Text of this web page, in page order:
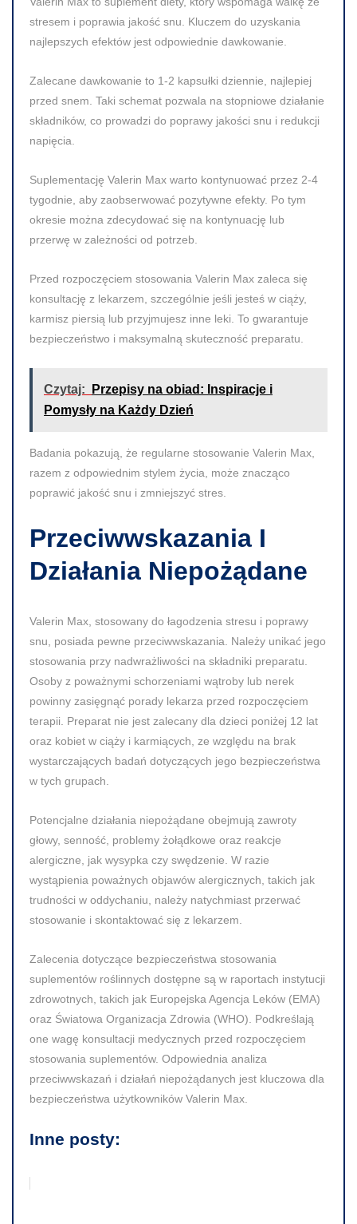
stresem i poprawia jakość snu. Kluczem do uzyskania
najlepszych efektów jest odpowiednie dawkowanie.
Zalecane dawkowanie to 1-2 kapsułki dziennie , najlepiej
przed snem. Taki schemat pozwala na stopniowe działanie
składników, co prowadzi do poprawy jakości snu i redukcji
napięcia.
Suplementację Valerin Max warto kontynuować przez 2-4
tygodnie , aby zaobserwować pozytywne efekty. Po tym
okresie można zdecydować się na kontynuację lub
przerwę w zależności od potrzeb.
Przed rozpoczęciem stosowania Valerin Max zaleca się
konsultację z lekarzem, szczególnie jeśli jesteś w ciąży,
karmisz piersią lub przyjmujesz inne leki. To gwarantuje
bezpieczeństwo i maksymalną skuteczność preparatu.
Czytaj:
Przepisy na obiad: Inspiracje i
Pomysły na Każdy Dzień
Badania pokazują, że regularne stosowanie Valerin Max,
razem z odpowiednim stylem życia, może znacząco
poprawić jakość snu i zmniejszyć stres.
Przeciwwskazania I
Działania Niepożądane
Valerin Max, stosowany do łagodzenia stresu i poprawy
snu, posiada pewne przeciwwskazania. Należy unikać jego
stosowania przy nadwrażliwości na składniki preparatu.
Osoby z poważnymi schorzeniami wątroby lub nerek
powinny zasięgnąć porady lekarza przed rozpoczęciem
terapii. Preparat nie jest zalecany dla dzieci poniżej 12 lat
oraz kobiet w ciąży i karmiących, ze względu na brak
wystarczających badań dotyczących jego bezpieczeństwa
w tych grupach.
Potencjalne działania niepożądane obejmują zawroty
głowy, senność, problemy żołądkowe oraz reakcje
alergiczne, jak wysypka czy swędzenie. W razie
wystąpienia poważnych objawów alergicznych, takich jak
trudności w oddychaniu, należy natychmiast przerwać
stosowanie i skontaktować się z lekarzem.
Zalecenia dotyczące bezpieczeństwa stosowania
suplementów roślinnych dostępne są w raportach instytucji
zdrowotnych, takich jak Europejska Agencja Leków (EMA)
oraz Światowa Organizacja Zdrowia (WHO) . Podkreślają
one wagę konsultacji medycznych przed rozpoczęciem
stosowania suplementów. Odpowiednia analiza
przeciwwskazań i działań niepożądanych jest kluczowa dla
bezpieczeństwa użytkowników Valerin Max.
Inne posty: